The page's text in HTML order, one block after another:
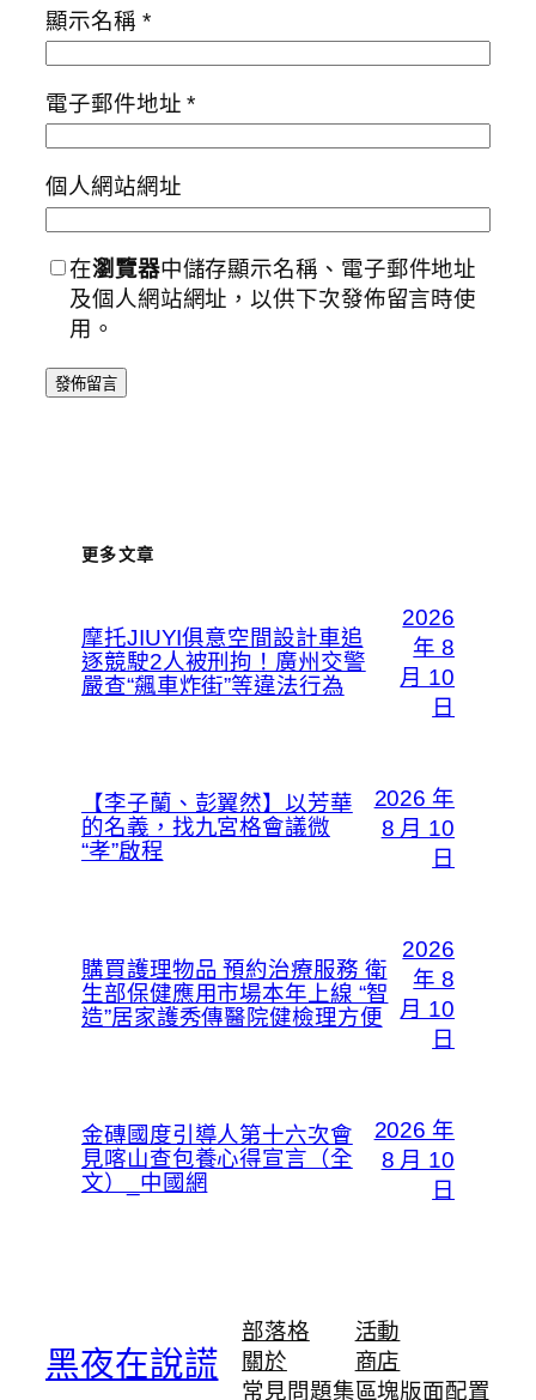
顯示名稱 *
電子郵件地址*
個人網站網址
在瀏覽器中儲存顯示名稱、電子郵件地址
及個人網站網址，以供下次發佈留言時使
用。
更多文章
摩托JIUYI俱意空間設計車追
逐競駛2人被刑拘！廣州交警
嚴查“飆車炸街”等違法行為
2026
年 8
月 10
日
【李子蘭、彭翼然】以芳華
的名義，找九宮格會議微
“孝”啟程
2026 年
8 月 10
日
購買護理物品 預約治療服務 衛
生部保健應用市場本年上線 “智
造”居家護秀傳醫院健檢理方便
2026
年 8
月 10
日
金磚國度引導人第十六次會
見喀山查包養心得宣言（全
文）_中國網
2026 年
8 月 10
日
黑夜在說謊
部落格
關於
常見問題集
活動
商店
區塊版面配置